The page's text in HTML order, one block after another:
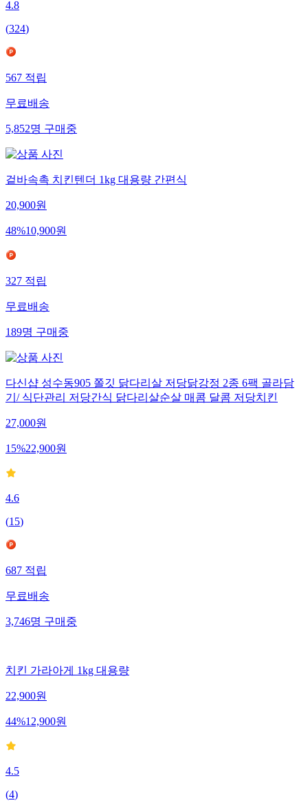
4.8
(324)
567 적립
무료배송
5,852명 구매중
겉바속촉 치킨텐더 1kg 대용량 간편식
20,900원
48%10,900원
327 적립
무료배송
189명 구매중
다신샵 성수동905 쫄깃 닭다리살 저당닭강정 2종 6팩 골라담
기/ 식단관리 저당간식 닭다리살순살 매콤 달콤 저당치킨
27,000원
15%22,900원
4.6
(15)
687 적립
무료배송
3,746명 구매중
치킨 가라아게 1kg 대용량
22,900원
44%12,900원
4.5
(4)